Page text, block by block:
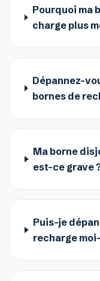
Pourquoi ma
charge plus
Dépannez-
bornes de
Ma borne
est-ce grave
Puis-je
recharge